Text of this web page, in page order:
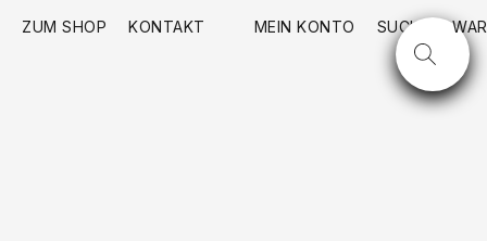
ZUM SHOP KONTAKT MEIN KONTO SUCHE